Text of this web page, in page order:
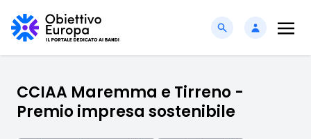
CCIAA Maremma e Tirreno -
Premio impresa sostenibile